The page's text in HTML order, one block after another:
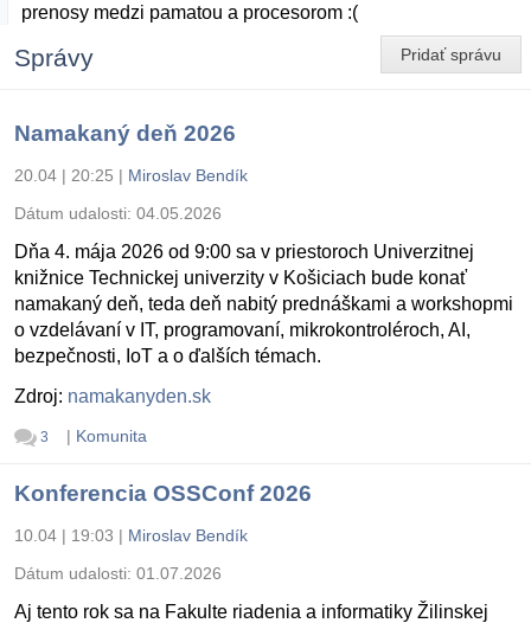
prenosy medzi pamatou a procesorom :(
Pridať správu
Správy
Namakaný deň 2026
20.04 | 20:25 | Miroslav Bendík
Dátum udalosti: 04.05.2026
Dňa 4. mája 2026 od 9:00 sa v priestoroch Univerzitnej
knižnice Technickej univerzity v Košiciach bude konať
namakaný deň, teda deň nabitý prednáškami a workshopmi
o vzdelávaní v IT, programovaní, mikrokontroléroch, AI,
bezpečnosti, IoT a o ďalších témach.
Zdroj: namakanyden.sk
3 | Komunita
Konferencia OSSConf 2026
10.04 | 19:03 | Miroslav Bendík
Dátum udalosti: 01.07.2026
Aj tento rok sa na Fakulte riadenia a informatiky Žilinskej